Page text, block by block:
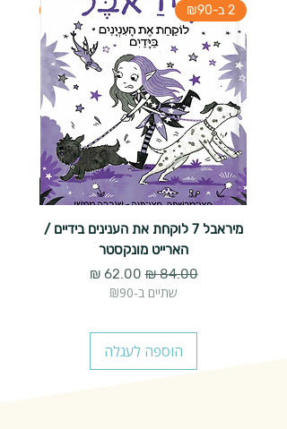
2 ב-₪90
מיראבל 7 לוקחת את הענינים בידיים /
הארייט מונקסטר
מחיר רגיל‏84.00 ‏₪ מחיר מבצע
שתיים ב-₪90
הוספה לעגלה